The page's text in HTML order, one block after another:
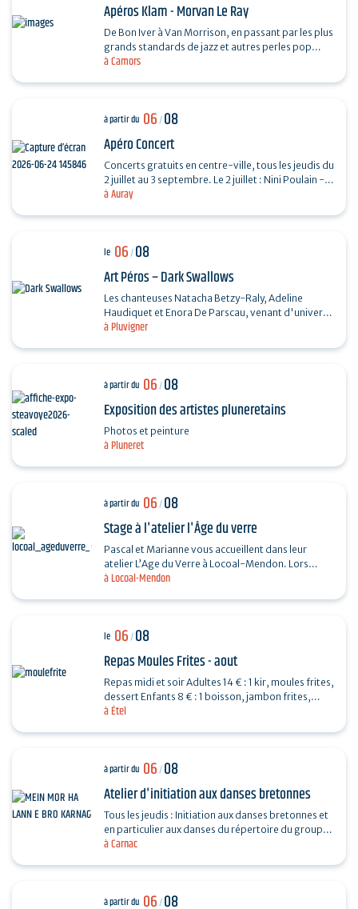
à Camors
Apéros Klam - Morvan Le Ray
De Bon Iver à Van Morrison, en passant par les plus
grands standards de jazz et autres perles pop
folk, Mo chante, accompagné de sa guitare et de
à Auray
à partir du 06/08
Apéro Concert
Concerts gratuits en centre-ville, tous les jeudis du
2 juillet au 3 septembre. Le 2 juillet : Nini Poulain -
Chanson française et Taylor Trio - Soul…
à Pluvigner
le 06/08
Art Péros – Dark Swallows
Les chanteuses Natacha Betzy-Raly, Adeline
Haudiquet et Enora De Parscau, venant d'univers
musicaux très différents, composent ensemble un
à Pluneret
à partir du 06/08
Exposition des artistes pluneretains
Photos et peinture
à Locoal-Mendon
à partir du 06/08
Stage à l'atelier l'Âge du verre
Pascal et Marianne vous accueillent dans leur
atelier L’Age du Verre à Locoal-Mendon. Lors
d’une séance de 3 heures, vous fabriquerez des
à Étel
le 06/08
Repas Moules Frites - aout
Repas midi et soir Adultes 14 € : 1 kir, moules frites,
dessert Enfants 8 € : 1 boisson, jambon frites,
dessert Repas organisé par l'APED pour la…
à Carnac
à partir du 06/08
Atelier d'initiation aux danses bretonnes
Tous les jeudis : Initiation aux danses bretonnes et
en particulier aux danses du répertoire du groupe
programmé le soir même au fest-noz organisé…
à partir du 06/08